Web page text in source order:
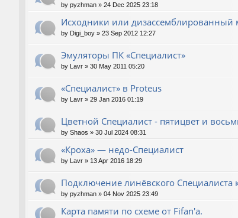
by pyzhman » 24 Dec 2025 23:18
Исходники или дизассемблированный
by Digi_boy » 23 Sep 2012 12:27
Эмуляторы ПК «Специалист»
by Lavr » 30 May 2011 05:20
«Специалист» в Proteus
by Lavr » 29 Jan 2016 01:19
Цветной Специалист - пятицвет и
by Shaos » 30 Jul 2024 08:31
«Кроха» — недо-Специалист
by Lavr » 13 Apr 2016 18:29
Подключение линёвского Специалиста
by pyzhman » 04 Nov 2025 23:49
Карта памяти по схеме от Fifan'a.